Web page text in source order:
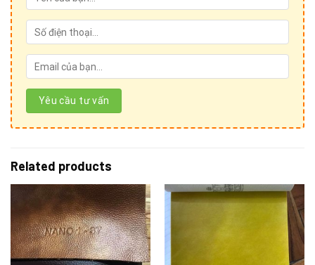
Cảm ơn Quý khách hàng đã quan tâm đến sản phẩm
củaÁnh vải giả da!
1. Thăm trực tiếp show room và cửa hàng:
Hệ thống Ánh vải giả da
Phone: 024 3928 6052 / 024 3928 5599
Related products